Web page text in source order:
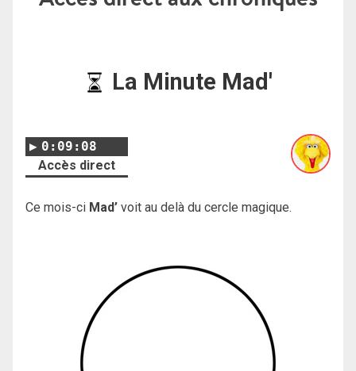
La Minute Mad'
0:09:08
Accès direct
Ce mois-ci Mad’ voit au delà du cercle magique.